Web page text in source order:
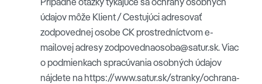
údajov môže Klient / Cestujúci adresovať
zodpovednej osobe CK prostredníctvom e-
mailovej adresy zodpovednaosoba@satur.sk. Viac
o podmienkach spracúvania osobných údajov
nájdete na https://www.satur.sk/stranky/ochrana-